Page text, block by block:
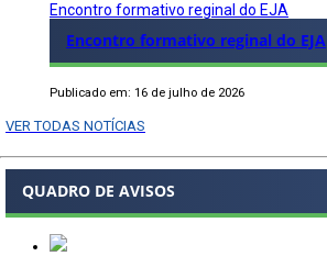
Encontro formativo reginal do EJA
Encontro formativo reginal do EJA
Publicado em: 16 de julho de 2026
VER TODAS NOTÍCIAS
QUADRO DE AVISOS